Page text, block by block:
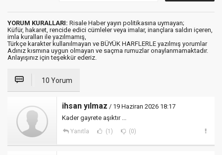
YORUM KURALLARI: Risale Haber yayın politikasına uymayan;
Küfür, hakaret, rencide edici cümleler veya imalar, inançlara saldırı içeren,
imla kuralları ile yazılmamış,
Türkçe karakter kullanılmayan ve BÜYÜK HARFLERLE yazılmış yorumlar
Adınız kısmına uygun olmayan ve saçma rumuzlar onaylanmamaktadır.
Anlayışınız için teşekkür ederiz.
10 Yorum
ihsan yılmaz / 19 Haziran 2026 18:17
Kader gayrete aşıktır ...
Yanıtla (1) (0)